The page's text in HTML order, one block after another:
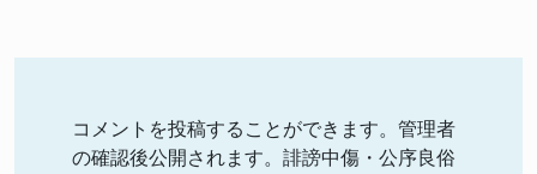
コメントを投稿することができます。管理者
の確認後公開されます。誹謗中傷・公序良俗